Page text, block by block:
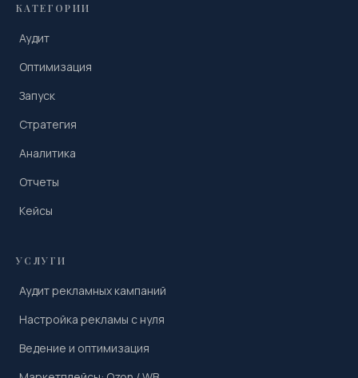
КАТЕГОРИИ
Аудит
Оптимизация
Запуск
Стратегия
Аналитика
Отчеты
Кейсы
УСЛУГИ
Аудит рекламных кампаний
Настройка рекламы с нуля
Ведение и оптимизация